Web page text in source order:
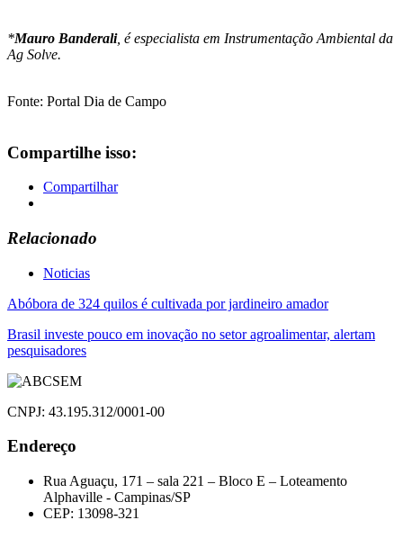
*Mauro Banderali, é especialista em Instrumentação Ambiental da
Ag Solve.
Fonte: Portal Dia de Campo
Compartilhe isso:
Compartilhar
Relacionado
Noticias
Navegação
de
Post
Abóbora de 324 quilos é cultivada por jardineiro amador
Brasil investe pouco em inovação no setor agroalimentar, alertam
pesquisadores
CNPJ: 43.195.312/0001-00
Endereço
Rua Aguaçu, 171 – sala 221 – Bloco E – Loteamento
Alphaville - Campinas/SP
CEP: 13098-321